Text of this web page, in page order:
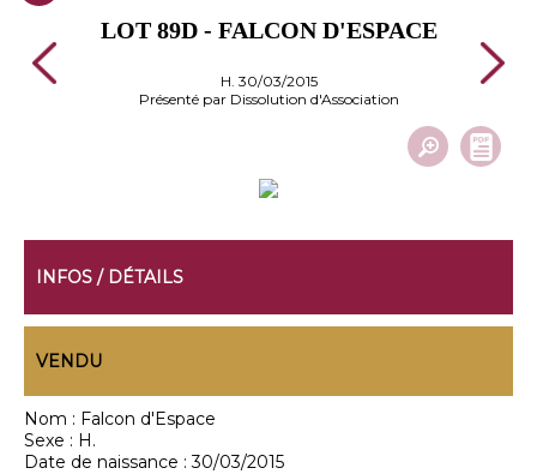
LOT 89D - FALCON D'ESPACE
H. 30/03/2015
Présenté par Dissolution d'Association
INFOS / DÉTAILS
VENDU
Nom : Falcon d'Espace
Sexe : H.
Date de naissance :30/03/2015